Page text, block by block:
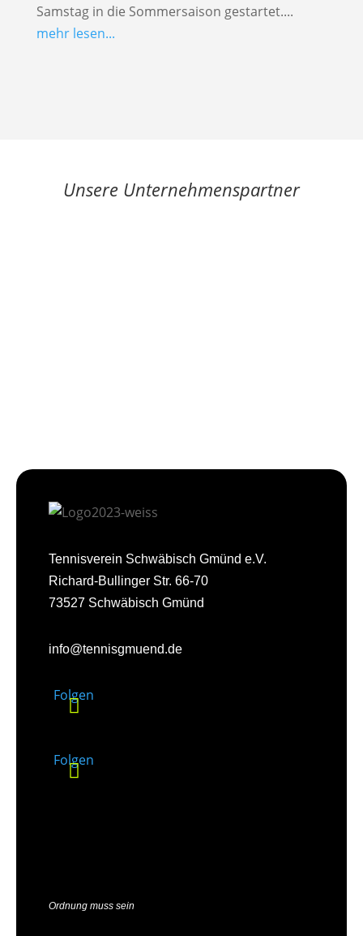
Samstag in die Sommersaison gestartet....
mehr lesen...
Unsere Unternehmenspartner
Tennisverein Schwäbisch Gmünd e.V.
Richard-Bullinger Str. 66-70
73527 Schwäbisch Gmünd
info@tennisgmuend.de
Folgen
Folgen
Ordnung muss sein